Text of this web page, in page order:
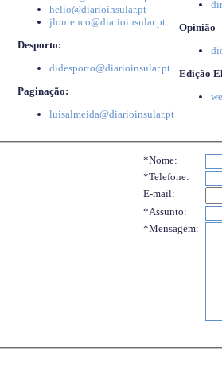
helio@diarioinsular.pt
jlourenco@diarioinsular.pt
Desporto:
didesporto@diarioinsular.pt
Paginação:
luisalmeida@diarioinsular.pt
Opinião
Edição
*Nome:
*Telefone:
E-mail:
*Assunto:
*Mensagem: